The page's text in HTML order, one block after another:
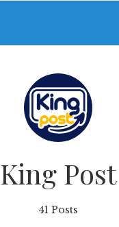
King Post
41 Posts